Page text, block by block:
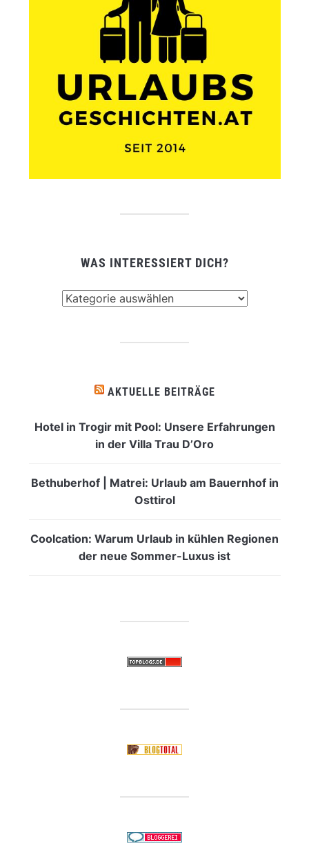
WAS INTERESSIERT DICH?
AKTUELLE BEITRÄGE
Hotel in Trogir mit Pool: Unsere Erfahrungen
in der Villa Trau D’Oro
Bethuberhof | Matrei: Urlaub am Bauernhof in
Osttirol
Coolcation: Warum Urlaub in kühlen Regionen
der neue Sommer-Luxus ist